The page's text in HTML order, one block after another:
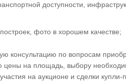
доступности,
фото в хорошем качестве;
консультацию по вопросам
на площадь, выбору
на аукционе и сделки